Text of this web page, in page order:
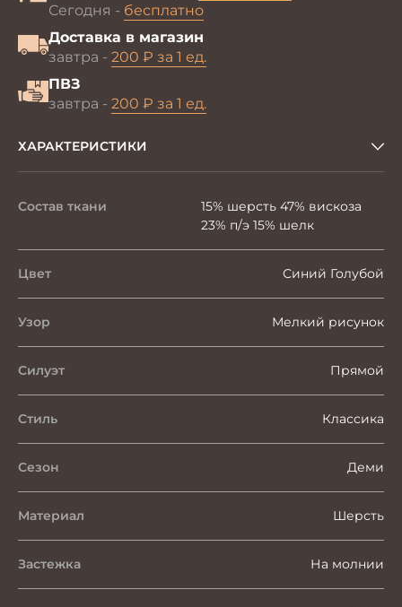
Сегодня - бесплатно
Доставка в магазин
завтра - 200 ₽ за 1 ед.
ПВЗ
завтра - 200 ₽ за 1 ед.
ХАРАКТЕРИСТИКИ
Состав ткани
15% шерсть 47% вискоза
23% п/э 15% шелк
Цвет Синий Голубой
Узор Мелкий рисунок
Силуэт Прямой
Стиль Классика
Сезон Деми
Материал Шерсть
Застежка На молнии